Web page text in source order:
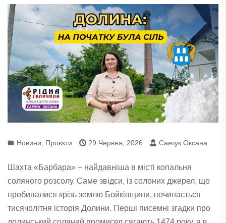
Новини Проєкти 29 Червня, 2026 Савчук Оксана
Шахта «Барбара» – найдавніша в місті копальня
соляного розсолу. Саме звідси, із солоних джерел, що
пробивалися крізь землю Бойківщини, починається
тисячолітня історія Долини. Перші писемні згадки про